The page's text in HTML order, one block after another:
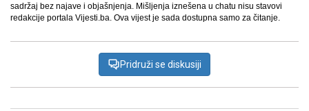
sadržaj bez najave i objašnjenja. Mišljenja iznešena u chatu nisu stavovi
redakcije portala Vijesti.ba. Ova vijest je sada dostupna samo za čitanje.
Pridruži se diskusiji